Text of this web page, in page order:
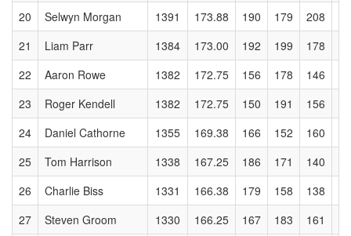
20
Selwyn Morgan 1391 173.88 190 179 208
21
Liam Parr 1384 173.00 192 199 178
22
Aaron Rowe 1382 172.75 156 178 146
23
Roger Kendell 1382 172.75 150 191 156
24
Daniel Cathorne 1355 169.38 166 152 160
25
Tom Harrison 1338 167.25 186 171 140
26
Charlie Biss 1331 166.38 179 158 138
27
Steven Groom 1330 166.25 167 183 161